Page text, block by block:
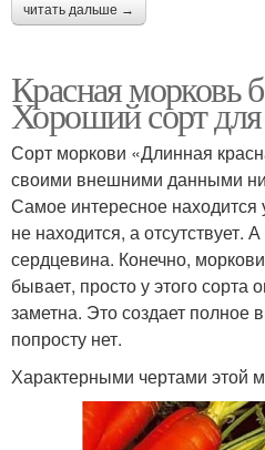
читать дальше →
Красная морковь
Хороший сорт
Сорт моркови «Длинная
своими внешними данными
Самое интересное
не находится, а отсутствует.
сердцевина. Конечно,
бывает, просто у этого сорта
заметна. Это создает полное
попросту нет.
Характерными чертами этой